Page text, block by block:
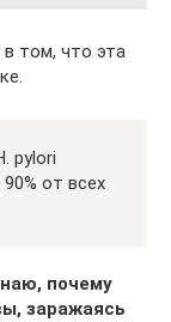
том, что эта
pylori
от всех
почему
заражаясь